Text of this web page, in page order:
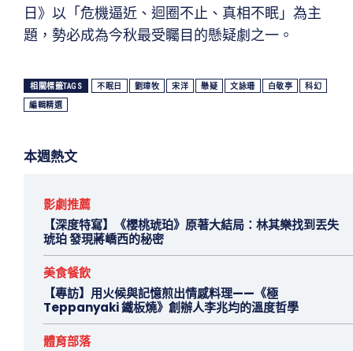
日》以「危機逼近、迴圈不止、真相不眠」為主
題，勢必成為今秋最受矚目的懸疑劇之一。
相關標籤TAGS 不眠日 劉璋牧 宋洋 懸疑 文詠珊 白敬亭 科幻
編輯精選
本週熱文
影劇推薦
【深度特寫】《櫻桃琥珀》原著大結局：林其樂找到丟失
琥珀 發現蔣嶠西的秘密
美食餐飲
【專訪】用火候與記憶煎出情感料理——《極
Teppanyaki 鐵板燒》創辦人李兆均的溫度哲學
體育部落